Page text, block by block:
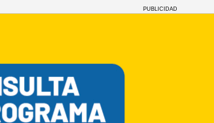
PUBLICIDAD